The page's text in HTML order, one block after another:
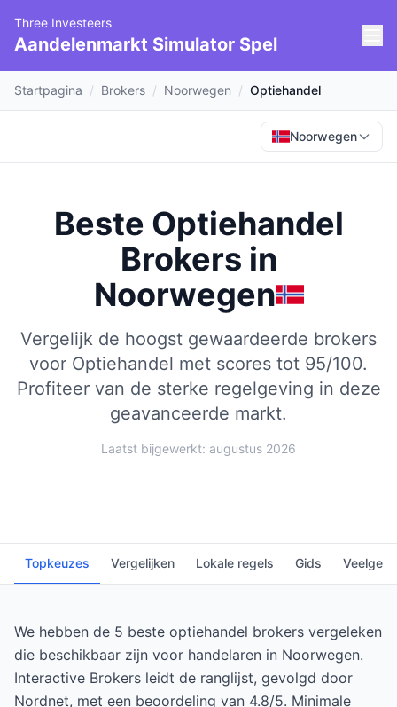
Three Investeers
Aandelenmarkt Simulator Spel
Startpagina / Brokers / Noorwegen / Optiehandel
Noorwegen
Beste Optiehandel
Brokers in
Noorwegen
Vergelijk de hoogst gewaardeerde brokers
voor Optiehandel met scores tot 95/100.
Profiteer van de sterke regelgeving in deze
geavanceerde markt.
Laatst bijgewerkt: augustus 2026
Topkeuzes Vergelijken Lokale regels Gids
We hebben de 5 beste optiehandel brokers vergeleken
die beschikbaar zijn voor handelaren in Noorwegen.
Interactive Brokers leidt de ranglijst, gevolgd door
Nordnet, met een beoordeling van 4.8/5. Minimale